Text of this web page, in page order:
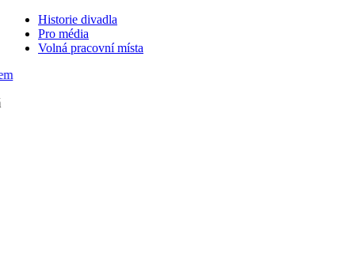
Historie divadla
Pro média
Volná pracovní místa